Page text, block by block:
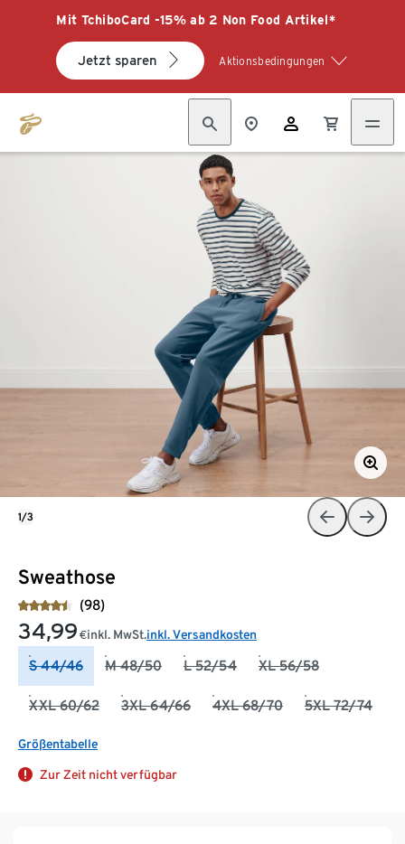
Mit TchiboCard -15% ab 2 Non Food Artikel*
Jetzt sparen Aktionsbedingungen
Sweathose
(98)
34,99 €inkl. MwSt.inkl. Versandkosten
S 44/46 M 48/50 L 52/54 XL 56/58
XXL 60/62 3XL 64/66 4XL 68/70 5XL 72/74
Größentabelle
Zur Zeit nicht verfügbar
1/3